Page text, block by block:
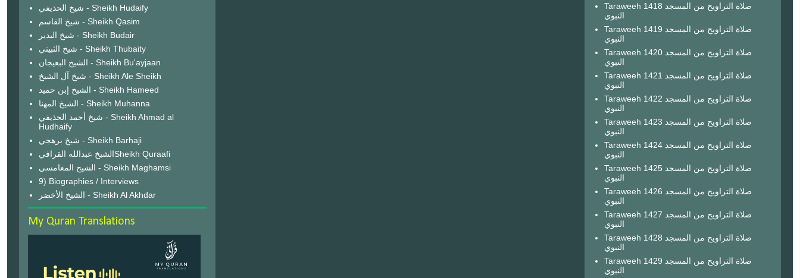
شيخ الحذيفي - Sheikh Hudaify
شيخ القاسم - Sheikh Qasim
شيخ البدير - Sheikh Budair
شيخ الثبيتي - Sheikh Thubaity
الشيخ البعيجان - Sheikh Bu'ayjaan
شيخ آل الشيخ - Sheikh Ale Sheikh
الشيخ إبن حميد - Sheikh Hameed
الشيخ المهنا - Sheikh Muhanna
شيخ أحمد الحذيفي - Sheikh Ahmad al
Hudhaify
شيخ برهجي - Sheikh Barhaji
الشيخ عبدالله القرافيSheikh Quraafi
الشيخ المغامسي - Sheikh Maghamsi
9) Biographies / Interviews
الشيخ الأخضر - Sheikh Al Akhdar
My Quran Translations
Taraweeh 1418 صلاة التراويح من المسجد
النبوي
Taraweeh 1419 صلاة التراويح من المسجد
النبوي
Taraweeh 1420 صلاة التراويح من المسجد
النبوي
Taraweeh 1421 صلاة التراويح من المسجد
النبوي
Taraweeh 1422 صلاة التراويح من المسجد
النبوي
Taraweeh 1423 صلاة التراويح من المسجد
النبوي
Taraweeh 1424 صلاة التراويح من المسجد
النبوي
Taraweeh 1425 صلاة التراويح من المسجد
النبوي
Taraweeh 1426 صلاة التراويح من المسجد
النبوي
Taraweeh 1427 صلاة التراويح من المسجد
النبوي
Taraweeh 1428 صلاة التراويح من المسجد
النبوي
Taraweeh 1429 صلاة التراويح من المسجد
النبوي